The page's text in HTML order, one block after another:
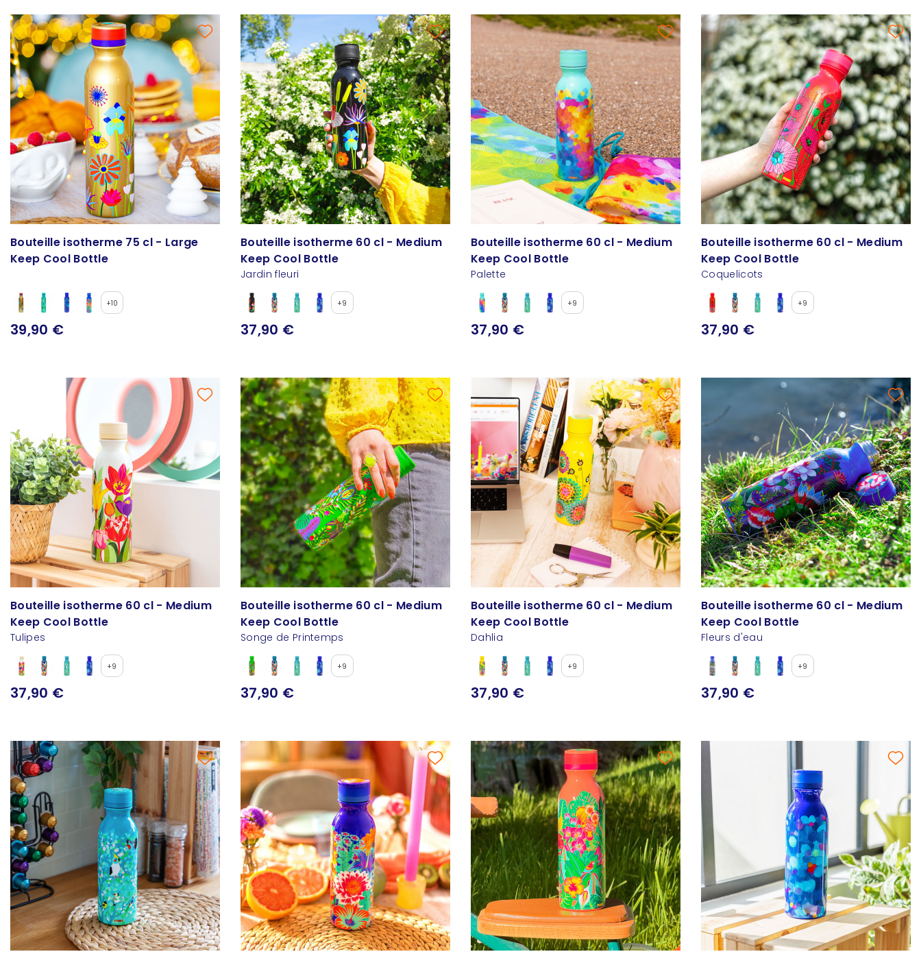
Bouteille isotherme 75 cl - Large
Keep Cool Bottle
+10
39,90 €
Bouteille isotherme 60 cl - Medium
Keep Cool Bottle
Jardin fleuri
+9
37,90 €
Bouteille isotherme 60 cl - Medium
Keep Cool Bottle
Palette
+9
37,90 €
Bouteille isotherme 60 cl - Medium
Keep Cool Bottle
Coquelicots
+9
37,90 €
Bouteille isotherme 60 cl - Medium
Keep Cool Bottle
Tulipes
+9
37,90 €
Bouteille isotherme 60 cl - Medium
Keep Cool Bottle
Songe de Printemps
+9
37,90 €
Bouteille isotherme 60 cl - Medium
Keep Cool Bottle
Dahlia
+9
37,90 €
Bouteille isotherme 60 cl - Medium
Keep Cool Bottle
Fleurs d'eau
+9
37,90 €